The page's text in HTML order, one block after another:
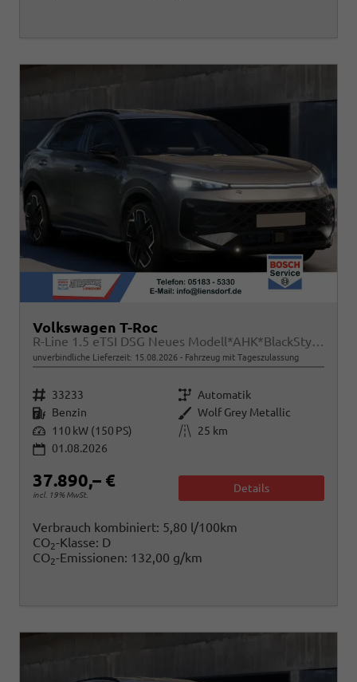
Volkswagen T-Roc
R-Line 1.5 eTSI DSG Neues Modell*AHK*BlackStyle*Matrix*19"*Android Auto*EasyOpen*SHZ*Kamera*ParkAsstPro*ACC*Keyless
unverbindliche Lieferzeit: 15.08.2026 Fahrzeug mit Tageszulassung
Fahrzeugnr. 33233 Getriebe Automatik
Kraftstoff Benzin Außenfarbe Wolf Grey Metallic
Leistung 110 kW (150 PS) Kilometerstand
25 km
01.08.2026
37.890,– €
incl. 19% MwSt.
Details
Verbrauch kombiniert: 5,80 l/100km
CO2-Klasse: D
CO2-Emissionen: 132,00 g/km